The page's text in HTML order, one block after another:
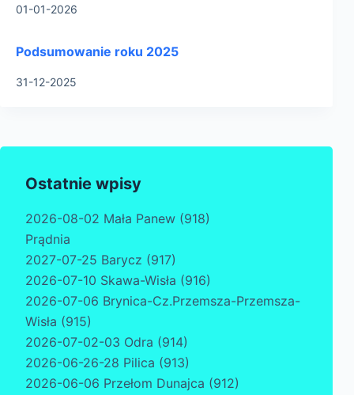
01-01-2026
Podsumowanie roku 2025
31-12-2025
Ostatnie wpisy
2026-08-02 Mała Panew (918)
Prądnia
2027-07-25 Barycz (917)
2026-07-10 Skawa-Wisła (916)
2026-07-06 Brynica-Cz.Przemsza-Przemsza-
Wisła (915)
2026-07-02-03 Odra (914)
2026-06-26-28 Pilica (913)
2026-06-06 Przełom Dunajca (912)